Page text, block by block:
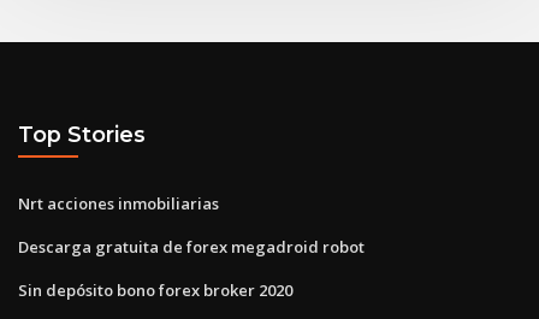
Top Stories
Nrt acciones inmobiliarias
Descarga gratuita de forex megadroid robot
Sin depósito bono forex broker 2020